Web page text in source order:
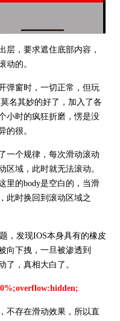
层，要求遮住底部内容，
动的。
弹窗时，一切正常，但玩
名其妙的好了，加入了各
小时的疯狂折磨，愣是没
的很。
一个规律，每次滑动滚动
区域，此时就无法滚动。
里的body是空白的，当滑
此时换回到滚动区域之
，发现IOS本身具有的橡皮
向下拽，一旦被渗透到
了，真相大白了。
不存在滑动效果，所以直